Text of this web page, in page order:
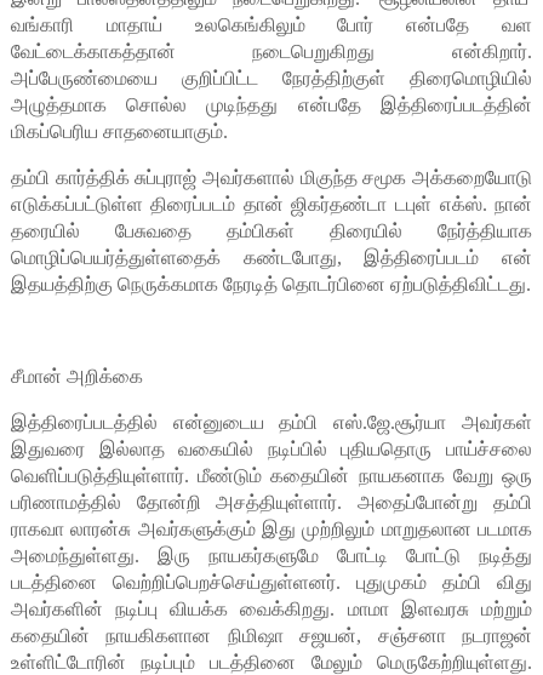
வங்காரி மாதாய் உலகெங்கிலும் போர் என்பதே வள
வேட்டைக்காகத்தான் நடைபெறுகிறது என்கிறார்.
அப்பேருண்மையை குறிப்பிட்ட நேரத்திற்குள் திரைமொழியில்
அழுத்தமாக சொல்ல முடிந்தது என்பதே இத்திரைப்படத்தின்
மிகப்பெரிய சாதனையாகும்.
தம்பி கார்த்திக் சுப்புராஜ் அவர்களால் மிகுந்த சமூக அக்கறையோடு
எடுக்கப்பட்டுள்ள திரைப்படம் தான் ஜிகர்தண்டா டபுள் எக்ஸ். நான்
தரையில் பேசுவதை தம்பிகள் திரையில் நேர்த்தியாக
மொழிப்பெயர்த்துள்ளதைக் கண்டபோது, இத்திரைப்படம் என்
இதயத்திற்கு நெருக்கமாக நேரடித் தொடர்பினை ஏற்படுத்திவிட்டது.
சீமான் அறிக்கை
இத்திரைப்படத்தில் என்னுடைய தம்பி எஸ்.ஜே.சூர்யா அவர்கள்
இதுவரை இல்லாத வகையில் நடிப்பில் புதியதொரு பாய்ச்சலை
வெளிப்படுத்தியுள்ளார். மீண்டும் கதையின் நாயகனாக வேறு ஒரு
பரிணாமத்தில் தோன்றி அசத்தியுள்ளார். அதைப்போன்று தம்பி
ராகவா லாரன்சு அவர்களுக்கும் இது முற்றிலும் மாறுதலான படமாக
அமைந்துள்ளது. இரு நாயகர்களுமே போட்டி போட்டு நடித்து
படத்தினை வெற்றிப்பெறச்செய்துள்ளனர். புதுமுகம் தம்பி விது
அவர்களின் நடிப்பு வியக்க வைக்கிறது. மாமா இளவரசு மற்றும்
கதையின் நாயகிகளான நிமிஷா சஜயன், சஞ்சனா நடராஜன்
உள்ளிட்டோரின் நடிப்பும் படத்தினை மேலும் மெருகேற்றியுள்ளது.